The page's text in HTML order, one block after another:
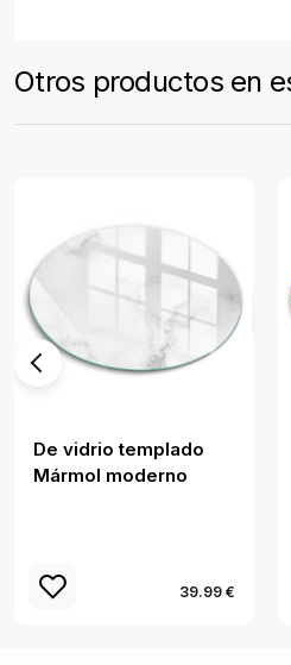
Otros productos en
De vidrio templado
Mármol moderno
39.99 €